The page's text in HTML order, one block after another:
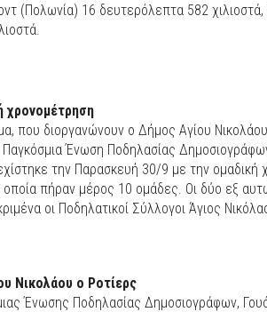
(Πολωνία) 16 δευτερόλεπτα 582
χρονομέτρηση
που διοργανώνουν ο Δήμος Αγίου
Παγκόσμια Ένωση Ποδηλασίας
την Παρασκευή 30/9 με την ομαδική
πήραν μέρος 10 ομάδες. Οι δύο εξ
οι Ποδηλατικοί Σύλλογοι Άγιος
Νικολάου ο Ροτίερς
Ένωσης Ποδηλασίας Δημοσιογράφων,